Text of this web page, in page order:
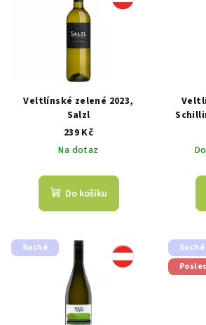
Veltlínské zelené 2023,
Salzl
239 Kč
Na dotaz
Do košíku
Suché
Suché